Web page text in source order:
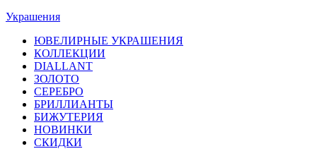
Украшения
ЮВЕЛИРНЫЕ УКРАШЕНИЯ
КОЛЛЕКЦИИ
DIALLANT
ЗОЛОТО
СЕРЕБРО
БРИЛЛИАНТЫ
БИЖУТЕРИЯ
НОВИНКИ
СКИДКИ